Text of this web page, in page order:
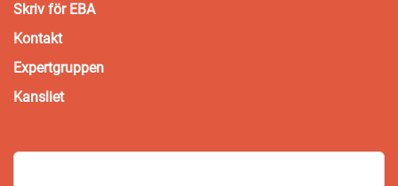
Skriv för EBA
Kontakt
Expertgruppen
Kansliet